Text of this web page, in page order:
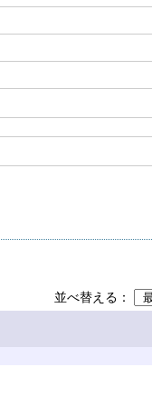
並べ替える